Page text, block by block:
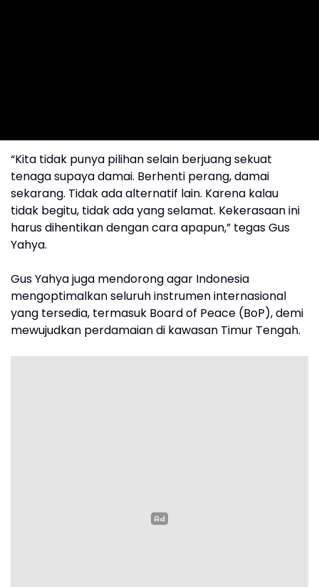
“Kita tidak punya pilihan selain berjuang sekuat
tenaga supaya damai. Berhenti perang, damai
sekarang. Tidak ada alternatif lain. Karena kalau
tidak begitu, tidak ada yang selamat. Kekerasaan ini
harus dihentikan dengan cara apapun,” tegas Gus
Yahya.
Gus Yahya juga mendorong agar Indonesia
mengoptimalkan seluruh instrumen internasional
yang tersedia, termasuk Board of Peace (BoP), demi
mewujudkan perdamaian di kawasan Timur Tengah.